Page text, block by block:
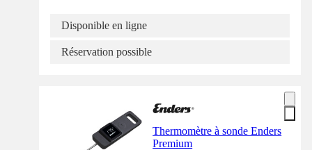
Disponible en ligne
Réservation possible
Thermomètre à sonde Enders
Premium